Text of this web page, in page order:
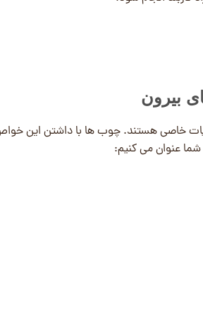
بیرون
خاصی هستند. چوب ها با داشتن این
شما عنوان می کنیم: